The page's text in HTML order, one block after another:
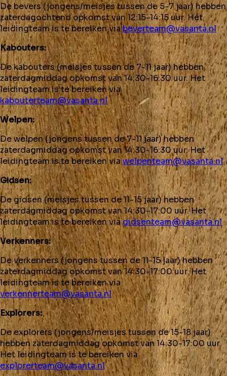
De bevers (jongens/meisjes tussen de 5-7 jaar) hebben
zaterdagochtend opkomst van 12:15-14:15 uur. Het
leidingteam is te bereiken viabeverteam@vasanta.nl
Kabouters:
De kabouters (meisjes tussen de 7-11 jaar) hebben
zaterdagmiddag opkomst van 14:30-16:30 uur. Het
leidingteam is te bereiken via
kabouterteam@vasanta.nl
Welpen:
De welpen (jongens tussen de 7-11 jaar) hebben
zaterdagmiddag opkomst van 14:30-16:30 uur. Het
leidingteam is te bereiken viawelpenteam@vasanta.nl
Gidsen:
De gidsen (meisjes tussen de 11-15 jaar) hebben
zaterdagmiddag opkomst van 14:30-17:00 uur. Het
leidingteam is te bereiken viagidsenteam@vasanta.nl
Verkenners:
De verkenners (jongens tussen de 11-15 jaar) hebben
zaterdagmiddag opkomst van 14:30-17:00 uur. Het
leidingteam is te bereiken via
verkennerteam@vasanta.nl
Explorers:
De explorers (jongens/meisjes tussen de 15-18 jaar)
hebben zaterdagmiddag opkomst van 14:30-17:00 uur.
Het leidingteam is te bereiken via
explorerteam@vasanta.nl